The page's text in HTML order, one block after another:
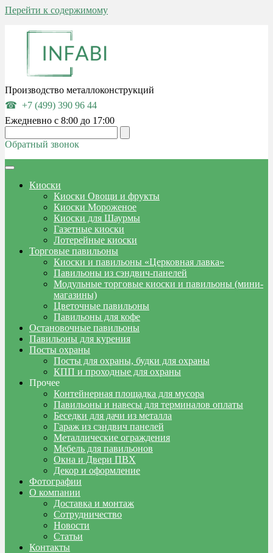
Перейти к содержимому
Производство металлоконструкций
+7 (499) 390 96 44
Ежедневно с 8:00 до 17:00
Обратный звонок
Киоски
Киоски Овощи и фрукты
Киоски Мороженое
Киоски для Шаурмы
Газетные киоски
Лотерейные киоски
Торговые павильоны
Киоски и павильоны «Церковная лавка»
Павильоны из сэндвич-панелей
Модульные торговые киоски и павильоны (мини-
магазины)
Цветочные павильоны
Павильоны для кофе
Остановочные павильоны
Павильоны для курения
Посты охраны
Посты для охраны, будки для охраны
КПП и проходные для охраны
Прочее
Контейнерная площадка для мусора
Павильоны и навесы для терминалов оплаты
Беседки для дачи из металла
Гараж из сэндвич панелей
Металлические ограждения
Мебель для павильонов
Окна и Двери ПВХ
Декор и оформление
Фотографии
О компании
Доставка и монтаж
Сотрудничество
Новости
Статьи
Контакты